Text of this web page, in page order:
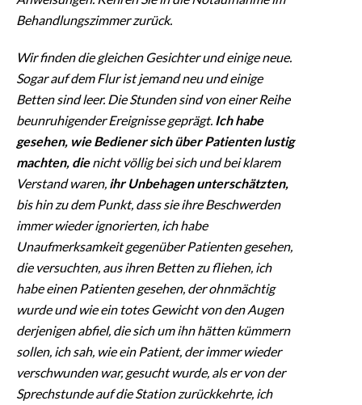
Behandlungszimmer zurück.
Wir finden die gleichen Gesichter und einige neue.
Sogar auf dem Flur ist jemand neu und einige
Betten sind leer. Die Stunden sind von einer Reihe
beunruhigender Ereignisse geprägt. Ich habe
gesehen, wie Bediener sich über Patienten lustig
machten, dienicht völlig bei sich und bei klarem
Verstand waren, ihr Unbehagen unterschätzten,
bis hin zu dem Punkt, dass sie ihre Beschwerden
immer wieder ignorierten, ich habe
Unaufmerksamkeit gegenüber Patienten gesehen,
die versuchten, aus ihren Betten zu fliehen, ich
habe einen Patienten gesehen, der ohnmächtig
wurde und wie ein totes Gewicht von den Augen
derjenigen abfiel, die sich um ihn hätten kümmern
sollen, ich sah, wie ein Patient, der immer wieder
verschwunden war, gesucht wurde, als er von der
Sprechstunde auf die Station zurückkehrte, ich